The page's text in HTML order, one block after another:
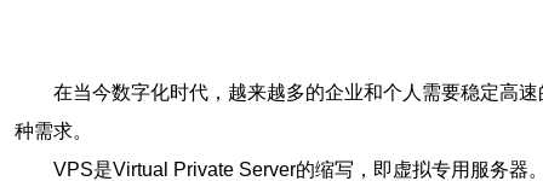
在当今数字化时代，越来越多的企业和个人需要稳定高
种需求。
VPS是Virtual Private Server的缩写，即虚拟专用服务器